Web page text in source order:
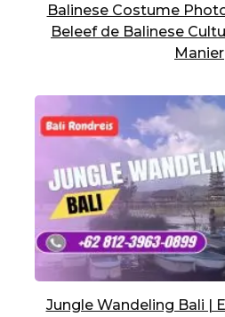
Balinese Costume
Beleef de Balinese
Manier
Jungle Wandeling Bali |